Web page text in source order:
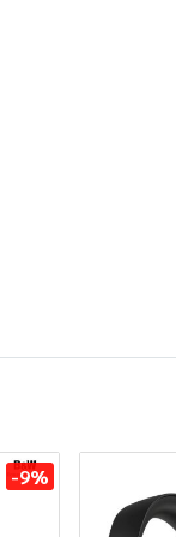
-9%